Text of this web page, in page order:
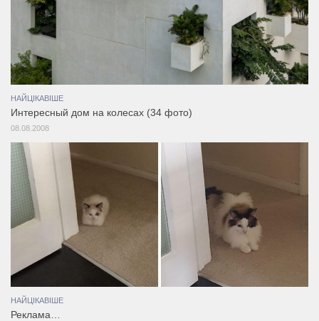
НАЙЦІКАВІШЕ
Интересный дом на колесах (34 фото)
08.08.2008
НАЙЦІКАВІШЕ
Реклама…